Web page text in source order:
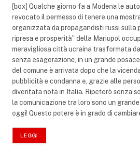
[box] Qualche giorno fa a Modena le
revocato il permesso di tenere una
organizzata da propagandisti russi sulla
ripresa e prosperità” della Mariupol
meravigliosa città ucraina trasformata
senza esagerazione, in un grande
del comune è arrivata dopo che la
pubblicità e condanna e, grazie alle
diventata nota in Italia. Ripeterò senza
la comunicazione tra loro sono un
oggi! Questo potere è in grado di
LEGGI